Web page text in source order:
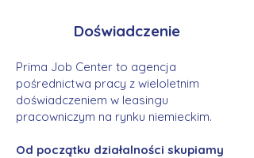
Doświadczenie
Prima Job Center to agencja
pośrednictwa pracy z wieloletnim
doświadczeniem w leasingu
pracowniczym na rynku niemieckim.
Od początku działalności skupiamy